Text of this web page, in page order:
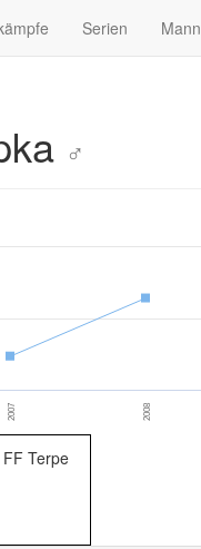
Serien
♂
2007 2008
FF Terpe